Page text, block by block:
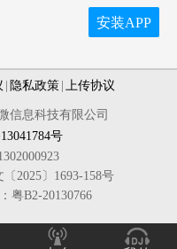
安装APP
隐私政策 上传协议
信息科技有限公司
号
2025〕1693-158号
粤B2-20130766